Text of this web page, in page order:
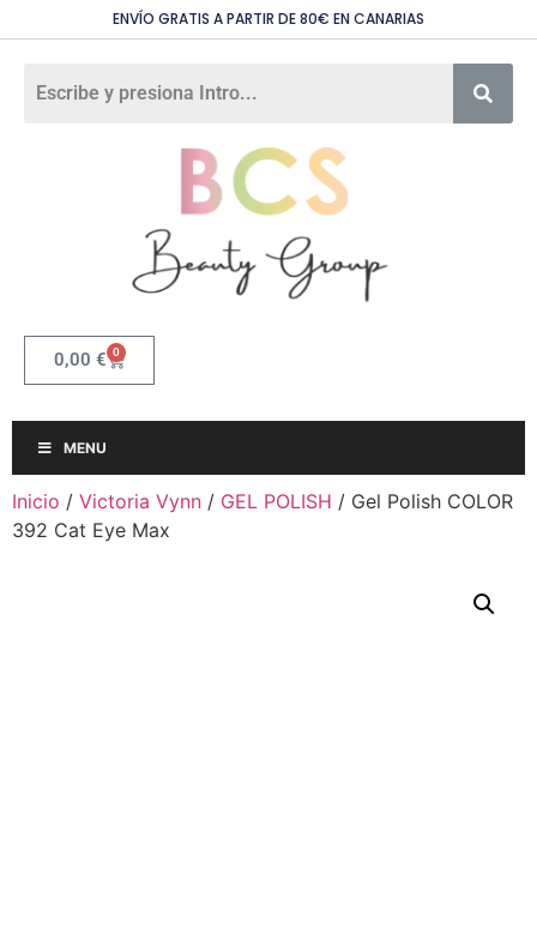
ENVÍO GRATIS A PARTIR DE 80€ EN CANARIAS
0,00 € 0
MENU
Inicio / Victoria Vynn / GEL POLISH / Gel Polish COLOR
392 Cat Eye Max